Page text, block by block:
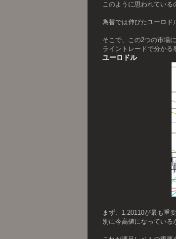
このように思われている
為替では伸びたユーロド
そこで、この2つの市場
ライントレードで分かる
ユーロドル
まず、1.20110が最も重
別に今高値になっている